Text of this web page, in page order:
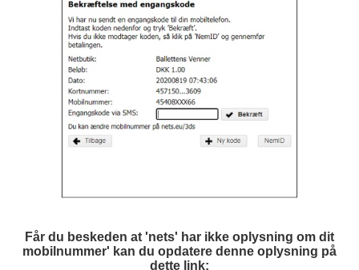
Får du beskeden at 'nets' har ikke oplysning om dit
mobilnummer' kan du opdatere denne oplysning på
dette link: